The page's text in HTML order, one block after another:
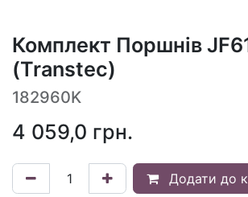
Комплект Поршнів
(Transtec)
182960K
4 059,0 грн.
Додати до